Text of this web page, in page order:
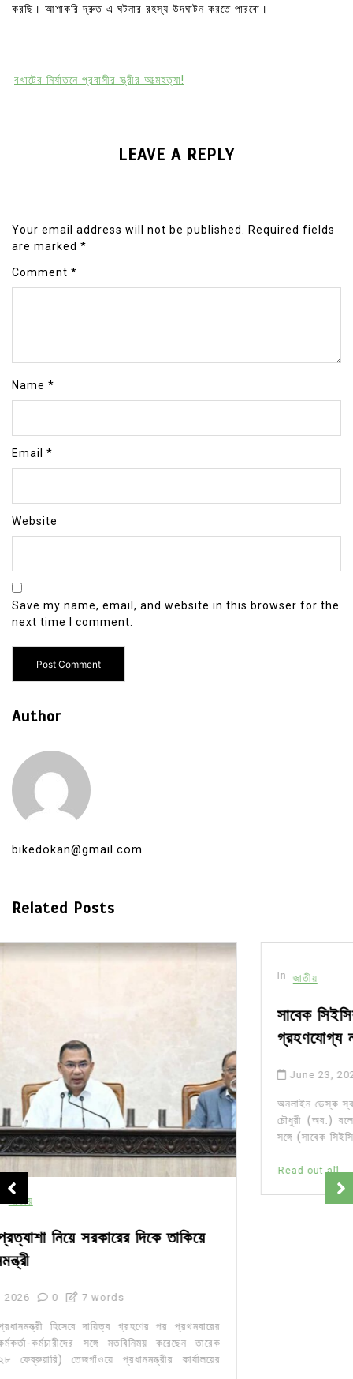
করছি। আশাকরি দ্রুত এ ঘটনার রহস্য উদঘাটন করতে পারবো।
বখাটের নির্যাতনে প্রবাসীর স্ত্রীর আত্মহত্যা!
LEAVE A REPLY
Your email address will not be published.
Required fields
are marked *
Comment *
Name *
Email *
Website
Save my name, email, and website in this browser for the
next time I comment.
Author
bikedokan@gmail.com
Related Posts
সাবেক সিইসির সঙ্গে যা হয়েছে তা কোনোভাবেই
গ্রহণযোগ্য নয়: স্বরাষ্ট্র উপদেষ্টা
June 23, 2025
অনলাইন ডেস্ক স্বরাষ্ট্র উপদেষ্টা লেফটেন্যান্ট জেনারেল মো. জাহাঙ্গীর আলম
চৌধুরী (অব.) বলেছেন, ‘মব জাস্টিস কোনোভাবেই গ্রহণযোগ্য নয়। তার
সঙ্গে (সাবেক সিইসি নূরুল...